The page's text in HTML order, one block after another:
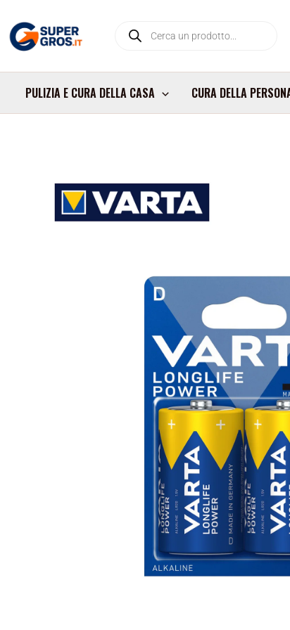
contenuto
search
PULIZIA E CURA DELLA CASA CURA DELLA